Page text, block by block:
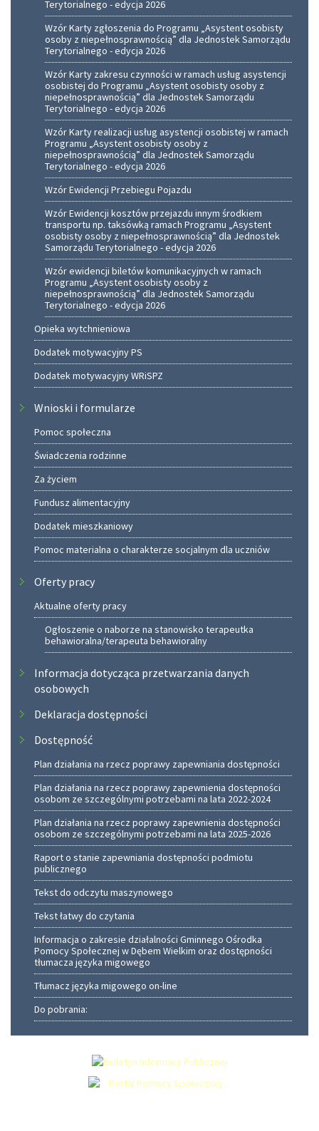
Terytorialnego - edycja 2026
Wzór Karty zgłoszenia do Programu „Asystent osobisty
osoby z niepełnosprawnością” dla Jednostek Samorządu
Terytorialnego - edycja 2026
Wzór Karty zakresu czynności w ramach usług asystencji
osobistej do Programu „Asystent osobisty osoby z
niepełnosprawnością” dla Jednostek Samorządu
Terytorialnego - edycja 2026
Wzór Karty realizacji usług asystencji osobistej w ramach
Programu „Asystent osobisty osoby z
niepełnosprawnością” dla Jednostek Samorządu
Terytorialnego - edycja 2026
Wzór Ewidencji Przebiegu Pojazdu
Wzór Ewidencji kosztów przejazdu innym środkiem
transportu np. taksówką ramach Programu „Asystent
osobisty osoby z niepełnosprawnością” dla Jednostek
Samorządu Terytorialnego - edycja 2026
Wzór ewidencji biletów komunikacyjnych w ramach
Programu „Asystent osobisty osoby z
niepełnosprawnością” dla Jednostek Samorządu
Terytorialnego - edycja 2026
Opieka wytchnieniowa
Dodatek motywacyjny PS
Dodatek motywacyjny WRiSPZ
Wnioski i formularze
Pomoc społeczna
Świadczenia rodzinne
Za życiem
Fundusz alimentacyjny
Dodatek mieszkaniowy
Pomoc materialna o charakterze socjalnym dla uczniów
Oferty pracy
Aktualne oferty pracy
Ogłoszenie o naborze na stanowisko terapeutka
behawioralna/terapeuta behawioralny
Informacja dotycząca przetwarzania danych
osobowych
Deklaracja dostępności
Dostępność
Plan działania na rzecz poprawy zapewniania dostępności
Plan działania na rzecz poprawy zapewnienia dostępności
osobom ze szczególnymi potrzebami na lata 2022-2024
Plan działania na rzecz poprawy zapewnienia dostępności
osobom ze szczególnymi potrzebami na lata 2025-2026
Raport o stanie zapewniania dostępności podmiotu
publicznego
Tekst do odczytu maszynowego
Tekst łatwy do czytania
Informacja o zakresie działalności Gminnego Ośrodka
Pomocy Społecznej w Dębem Wielkim oraz dostępności
tłumacza języka migowego
Tłumacz języka migowego on-line
Do pobrania: